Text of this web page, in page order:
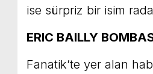
ise sürpriz bir isim
ERIC BAILLY
Fanatik’te yer alan